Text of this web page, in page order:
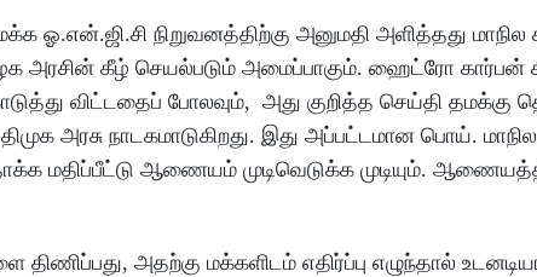
நிறுவனத்திற்கு அனுமதி அளித்தது மாநில
அரசின் கீழ் செயல்படும் அமைப்பாகும். ஹைட்ரோ
விட்டதைப் போலவும், அது குறித்த செய்தி தமக்கு
அரசு நாடகமாடுகிறது. இது அப்பட்டமான பொய்.
மதிப்பீட்டு ஆணையம் முடிவெடுக்க முடியும்.
அதற்கு மக்களிடம் எதிர்ப்பு எழுந்தால்